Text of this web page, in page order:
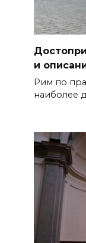
и
Рим по
наиболее